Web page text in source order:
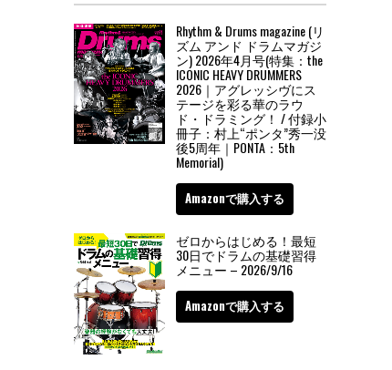
Rhythm & Drums magazine (リ
ズム アンド ドラムマガジ
ン) 2026年4月号(特集：the
ICONIC HEAVY DRUMMERS
2026｜アグレッシヴにス
テージを彩る華のラウ
ド・ドラミング！ / 付録小
冊子：村上“ポンタ”秀一没
後5周年｜PONTA：5th
Memorial)
Amazonで購入する
ゼロからはじめる！最短
30日でドラムの基礎習得
メニュー – 2026/9/16
Amazonで購入する